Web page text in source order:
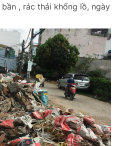
, rác thải khổng lồ, ngày